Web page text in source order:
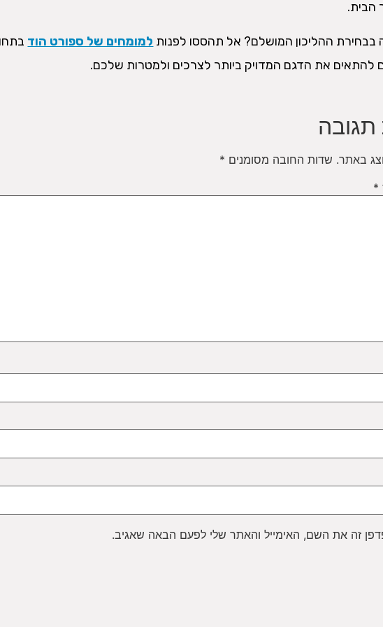
הבית.
בבחירת ההליכון המושלם? אל תהססו לפנות למומחים של ספורט הוד
להתאים את הדגם המדויק ביותר לצרכים ולמטרות שלכם.
באתר. שדות החובה מסומנים *
*
זה את השם, האימייל והאתר שלי לפעם הבאה שאגיב.